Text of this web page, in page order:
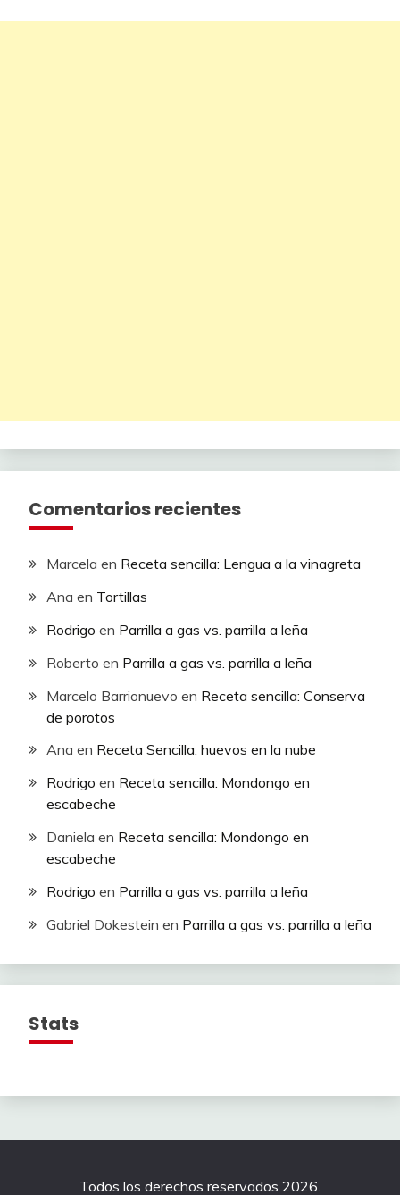
Comentarios recientes
Marcela en Receta sencilla: Lengua a la vinagreta
Ana en Tortillas
Rodrigo en Parrilla a gas vs. parrilla a leña
Roberto en Parrilla a gas vs. parrilla a leña
Marcelo Barrionuevo en Receta sencilla: Conserva
de porotos
Ana en Receta Sencilla: huevos en la nube
Rodrigo en Receta sencilla: Mondongo en
escabeche
Daniela en Receta sencilla: Mondongo en
escabeche
Rodrigo en Parrilla a gas vs. parrilla a leña
Gabriel Dokestein en Parrilla a gas vs. parrilla a leña
Stats
Todos los derechos reservados 2026.